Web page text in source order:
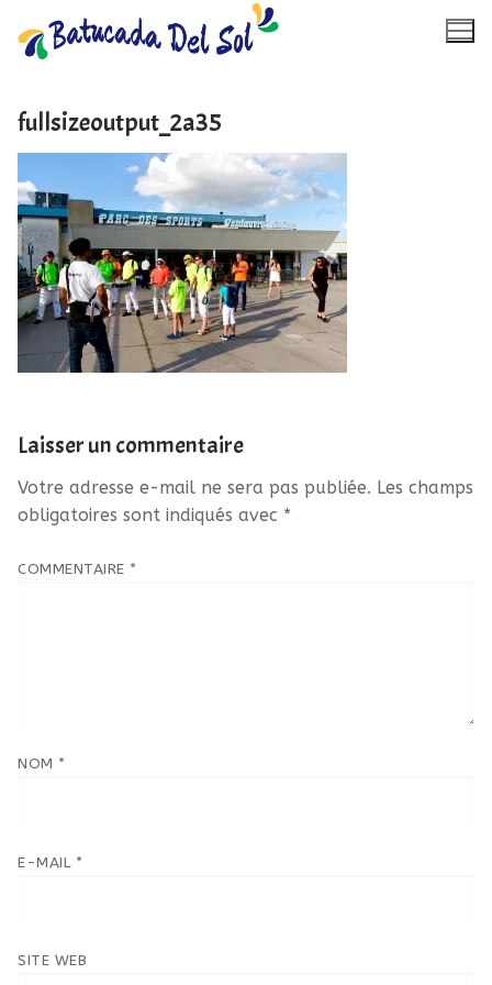
au
Accueil
Calendrier
À propos
Photos
Contact
fullsizeoutput_2a35
Laisser un commentaire
Votre adresse e-mail ne sera pas publiée. Les champs
obligatoires sont indiqués avec *
COMMENTAIRE *
NOM *
E-MAIL *
SITE WEB